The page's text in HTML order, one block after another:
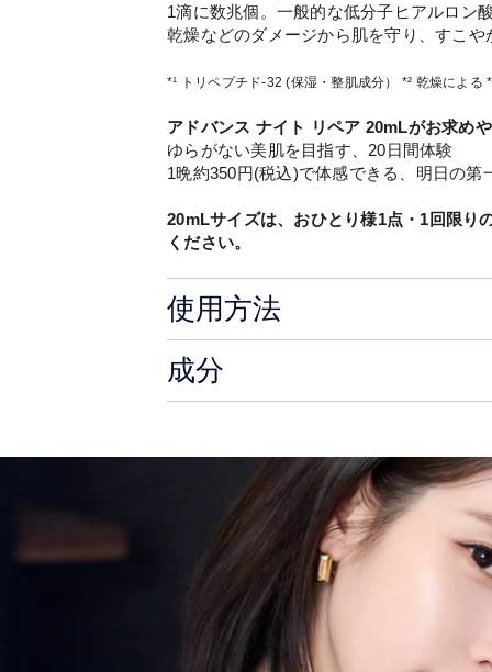
1滴に数兆個。一般的な低分子ヒアルロン
乾燥などのダメージから肌を守り、すこや
*¹ トリペプチド-32 (保湿・整肌成分） *² 乾燥による
アドバンス ナイト リペア 20mLがお求め
ゆらがない美肌を目指す、20日間体験
1晩約350円(税込)で体感できる、明日の第
20mLサイズは、おひとり様1点・1回限り
ください。
使用方法
成分